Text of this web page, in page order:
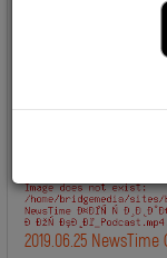
2019.06.28
2019.06.27
2019.06.25